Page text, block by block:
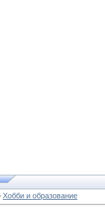
Хобби и образование